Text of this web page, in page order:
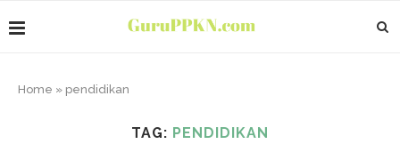
Home » pendidikan
TAG: PENDIDIKAN